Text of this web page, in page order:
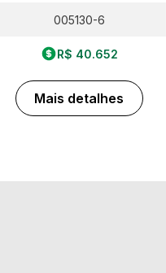
005130-6
R$ 40.652
Mais detalhes